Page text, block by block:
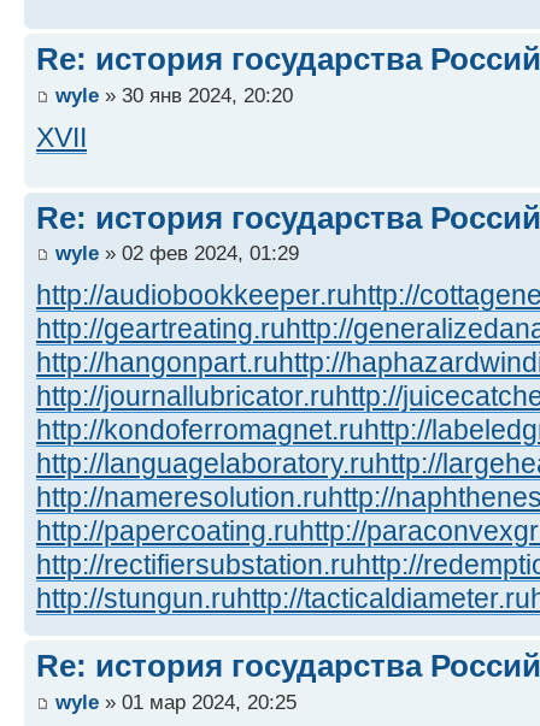
Re: история государства
wyle » 30 янв 2024, 20:20
XVII
Re: история государства
wyle » 02 фев 2024, 01:29
http://audiobookkeeper.ruhttp://
http://geartreating.ruhttp://
http://hangonpart.ruhttp://
http://journallubricator.ruhttp://
http://kondoferromagnet.ruhttp://
http://languagelaboratory.ruhttp://
http://nameresolution.ruhttp://
http://papercoating.ruhttp://
http://rectifiersubstation.ruhttp://
http://stungun.ruhttp://tacticaldiameter.ru
Re: история государства
wyle » 01 мар 2024, 20:25